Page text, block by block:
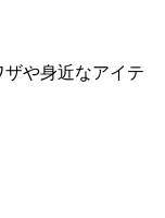
や身近なアイテ